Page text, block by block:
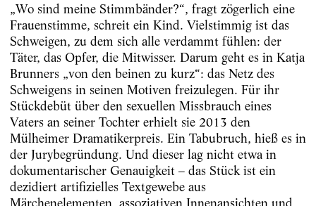
„Wo sind meine Stimmbänder?“, fragt zögerlich eine
Frauenstimme, schreit ein Kind. Vielstimmig ist das
Schweigen, zu dem sich alle verdammt fühlen: der
Täter, das Opfer, die Mitwisser. Darum geht es in Katja
Brunners „von den beinen zu kurz“: das Netz des
Schweigens in seinen Motiven freizulegen. Für ihr
Stückdebüt über den sexuellen Missbrauch eines
Vaters an seiner Tochter erhielt sie 2013 den
Mülheimer Dramatikerpreis. Ein Tabubruch, hieß es in
der Jurybegründung. Und dieser lag nicht etwa in
dokumentarischer Genauigkeit – das Stück ist ein
dezidiert artifizielles Textgewebe aus
Märchenelementen, assoziativen Innenansichten und